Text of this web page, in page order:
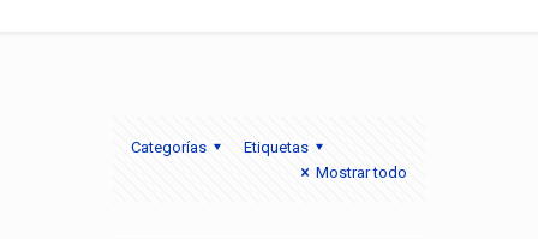
Categorías
Etiquetas
Mostrar todo